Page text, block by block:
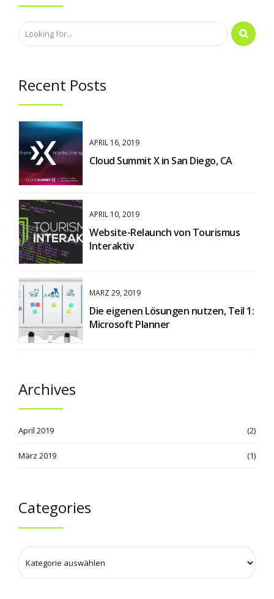
Recent Posts
APRIL 16, 2019
Cloud Summit X in San Diego, CA
APRIL 10, 2019
Website-Relaunch von Tourismus
Interaktiv
MÄRZ 29, 2019
Die eigenen Lösungen nutzen, Teil 1:
Microsoft Planner
Archives
April 2019 (2)
März 2019 (1)
Categories